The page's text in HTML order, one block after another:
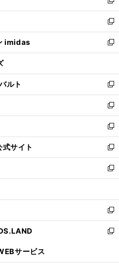
開
く
ウ
で
開
く
ン
ド
ウ
で
開
い
ウ
ィ
ン
ド
ウ
開
く
新
し
い
ウ
ィ
ン
ウ
で
開
く
新
し
い
ウ
ン
ド
ウ
で
開
く
imidas
新
し
ウ
ィ
ン
ド
ウ
で
開
く
ルト
新
し
い
ウ
ィ
ン
ド
ウ
で
開
新
し
い
ウ
ィ
ン
ド
ウ
開
く
新
し
い
ウ
ィ
ン
ウ
で
開
く
サイト
新
し
い
ウ
ン
ド
ウ
で
新
し
ウ
ィ
ン
ド
開
新
し
い
ン
新
ウ
サービス